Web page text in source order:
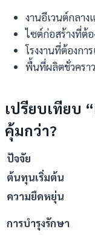
งานอีเวนต์กลาง
ไซต์ก่อสร้างที่ต้อ
โรงงานที่ต้องกา
พื้นที่ผลิตชั่วครา
เปรียบเทียบ “
คุ้มกว่า?
ปัจจัย
ต้นทุนเริ่มต้น
ความยืดหยุ่น
การบำรุงรักษา